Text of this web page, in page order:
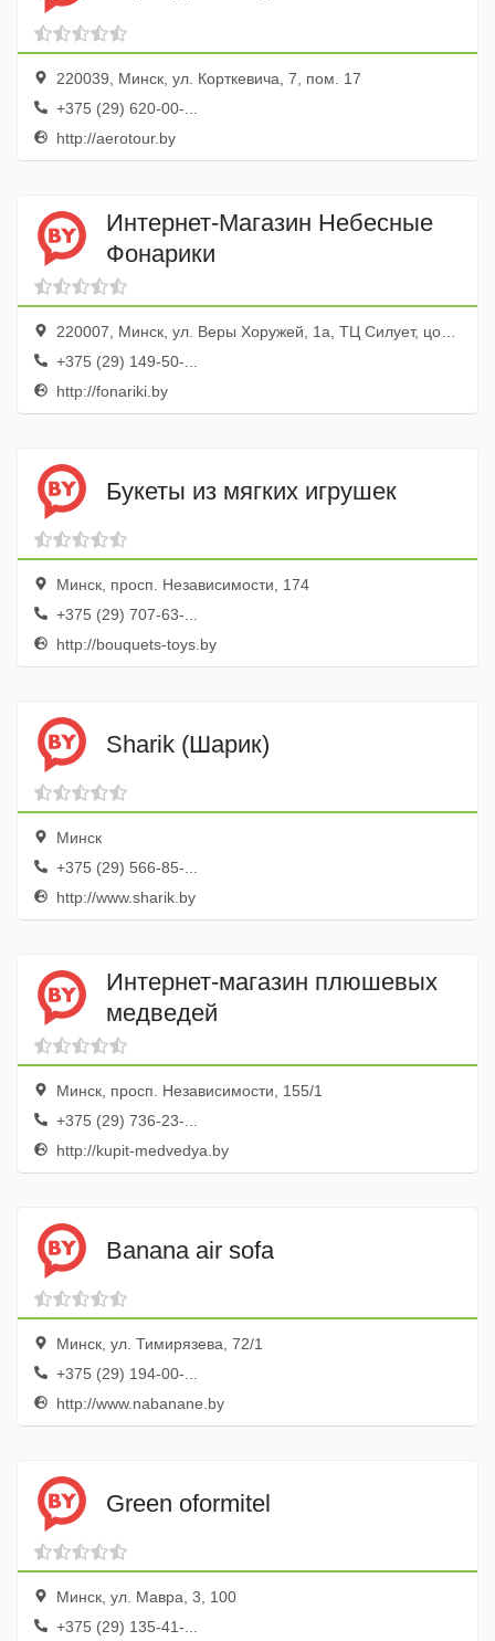
220039, Минск, ул. Корткевича, 7, пом. 17
+375 (29) 620-00-...
http://aerotour.by
Интернет-Магазин Небесные
Фонарики
220007, Минск, ул. Веры Хоружей, 1а, ТЦ Силует, цокольный эт., сектор Б, 1-й ряд, пав. № 8
+375 (29) 149-50-...
http://fonariki.by
Букеты из мягких игрушек
Минск, просп. Независимости, 174
+375 (29) 707-63-...
http://bouquets-toys.by
Sharik (Шарик)
Минск
+375 (29) 566-85-...
http://www.sharik.by
Интернет-магазин плюшевых
медведей
Минск, просп. Независимости, 155/1
+375 (29) 736-23-...
http://kupit-medvedya.by
Banana air sofa
Минск, ул. Тимирязева, 72/1
+375 (29) 194-00-...
http://www.nabanane.by
Green oformitel
Минск, ул. Мавра, 3, 100
+375 (29) 135-41-...